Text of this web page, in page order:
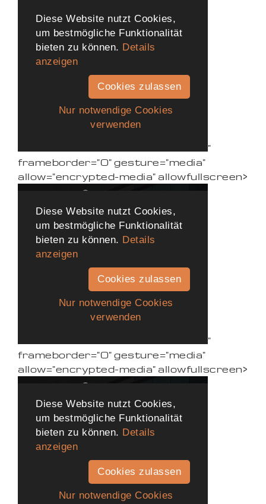
"
frameborder="0" gesture="media"
allow="encrypted-media" allowfullscreen>
"
frameborder="0" gesture="media"
allow="encrypted-media" allowfullscreen>